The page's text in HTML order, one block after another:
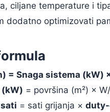
ciljane temperature i
dodatno optimizovati
= Snaga sistema (kW)
(kW) = površina (m²) ×
= sati grijanja ×